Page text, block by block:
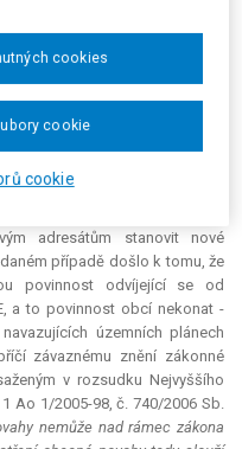
soudu, čj. 7 Ao 2/2011-
obsažené v nálezu Ústavního
06, č. 20/2008 Sb. Shrnují, že
či stavební aktivity (zde
pro tento typ aktivity a její
ze zákona nevyplývají žádné
adresátům stanovit nové
případě došlo k tomu, že
povinnost odvíjející se od
a to povinnost obcí nekonat -
územních plánech
závaznému znění zákonné
v rozsudku Nejvyššího
Ao 1/2005-98, č. 740/2006 Sb.
nemůže nad rámec zákona
cookie
cookies
cookie